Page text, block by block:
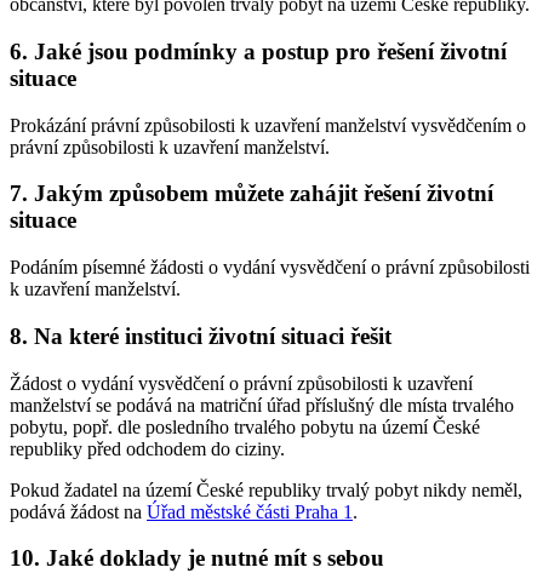
občanství, které byl povolen trvalý pobyt na území České republiky.
6. Jaké jsou podmínky a postup pro řešení životní
situace
Prokázání právní způsobilosti k uzavření manželství vysvědčením o
právní způsobilosti k uzavření manželství.
7. Jakým způsobem můžete zahájit řešení životní
situace
Podáním písemné žádosti o vydání vysvědčení o právní způsobilosti
k uzavření manželství.
8. Na které instituci životní situaci řešit
Žádost o vydání vysvědčení o právní způsobilosti k uzavření
manželství se podává na matriční úřad příslušný dle místa trvalého
pobytu, popř. dle posledního trvalého pobytu na území České
republiky před odchodem do ciziny.
Pokud žadatel na území České republiky trvalý pobyt nikdy neměl,
podává žádost na Úřad městské části Praha 1 .
10. Jaké doklady je nutné mít s sebou